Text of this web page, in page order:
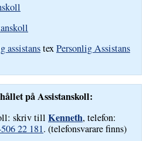
assistanstexPersonlig Assistans
på Assistanskoll:
skriv tillKenneth, telefon:
22 181. (telefonsvarare finns)